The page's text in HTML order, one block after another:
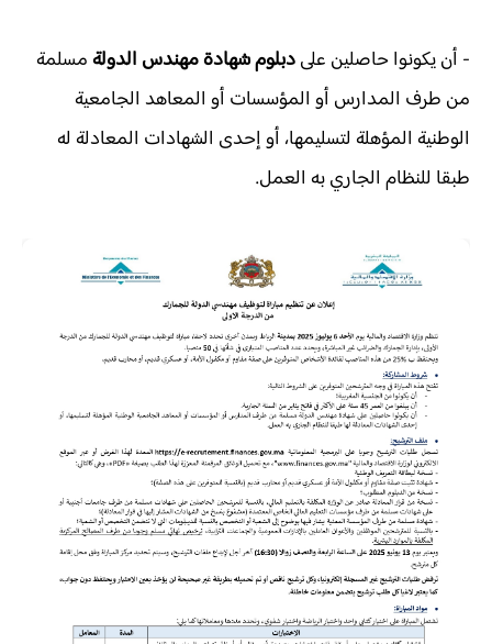
- أن يكونوا حاصلين علىدبلوم شهادة مهندس الدولةمسلمة
من طرف المدارس أو المؤسسات أو المعاهد الجامعية
الوطنية المؤهلة لتسليمها، أو إحدى الشهادات المعادلة له
طبقا للنظام الجاري به العمل.